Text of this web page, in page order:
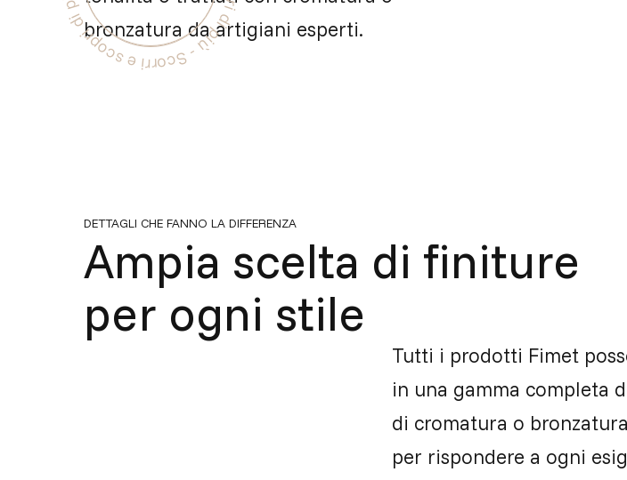
bronzatura da artigiani esperti.
DETTAGLI CHE FANNO LA DIFFERENZA
Ampia scelta di finiture
per ogni stile
Tutti i prodotti Fimet
in una gamma completa
di cromatura o
per rispondere a ogni